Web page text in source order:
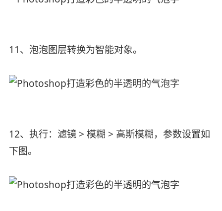
11、泡泡图层转换为智能对象。
12、执行：滤镜 > 模糊 > 高斯模糊，参数设置如
下图。